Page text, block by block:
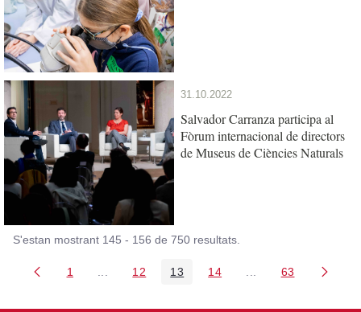
31.10.2022
Salvador Carranza participa al
Fòrum internacional de directors
de Museus de Ciències Naturals
S'estan mostrant 145 - 156 de 750 resultats.
Pàgina
1 Pàgines intermèdies Utilitzeu TAB per navegar.
Pàgina
12 Pàgina
13 Pàgina
14 PàginesPàgina
63